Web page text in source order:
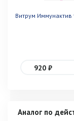
Витрум Иммунактив
920 ₽
Аналог по